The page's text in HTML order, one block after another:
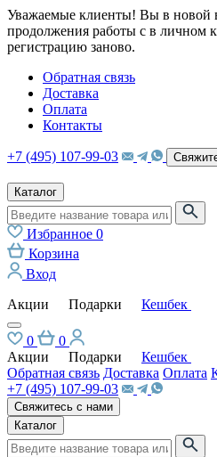
Уважаемые клиенты! Вы в новой
продолжения работы с в личном
регистрацию заново.
Обратная связь
Доставка
Оплата
Контакты
+7 (495) 107-99-03
Каталог
Избранное 0
Корзина
Вход
Акции
Подарки Кешбек
0
0
Акции
Подарки
Кешбек
Обратная связь Доставка Оплата
+7 (495) 107-99-03
Свяжитесь с нами
Каталог